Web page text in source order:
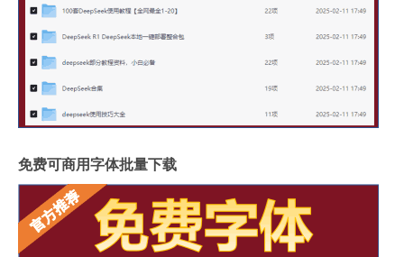
免费可商用字体批量下载